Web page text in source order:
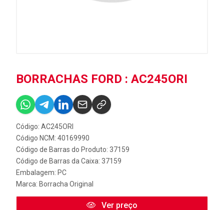
BORRACHAS FORD : AC245ORI
Código: AC245ORI
Código NCM: 40169990
Código de Barras do Produto: 37159
Código de Barras da Caixa: 37159
Embalagem: PC
Marca: Borracha Original
Ver preço